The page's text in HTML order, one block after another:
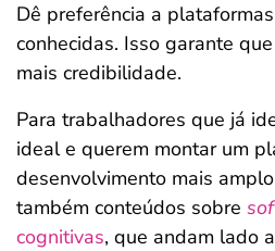
Dê preferência a
conhecidas. Isso garante
mais credibilidade.
Para trabalhadores que já
ideal e querem montar um
desenvolvimento mais
também conteúdos sobre
cognitivas, que andam lado